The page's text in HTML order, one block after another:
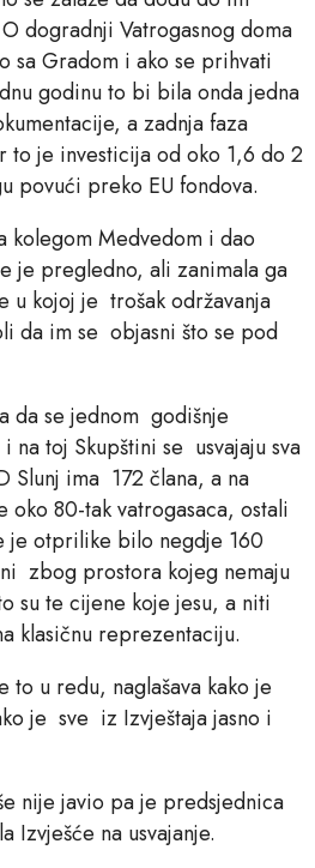
dogradnji Vatrogasnog doma
sa Gradom i ako se prihvati
godinu to bi bila onda jedna
a zadnja faza
to je investicija od oko 1,6 do 2
povući preko EU fondova.
kolegom Medvedom i dao
je pregledno, ali zanimala ga
u kojoj je trošak održavanja
da im se objasni što se pod
da se jednom godišnje
na toj Skupštini se usvajaju sva
Slunj ima 172 člana, a na
oko 80-tak vatrogasaca, ostali
je otprilike bilo negdje 160
zbog prostora kojeg nemaju
su te cijene koje jesu, a niti
klasičnu reprezentaciju.
to u redu, naglašava kako je
je sve iz Izvještaja jasno i
nije javio pa je predsjednica
Izvješće na usvajanje.